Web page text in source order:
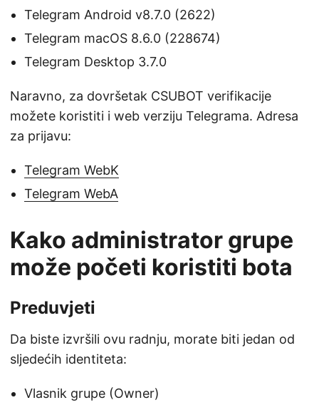
Telegram Android v8.7.0 (2622)
Telegram macOS 8.6.0 (228674)
Telegram Desktop 3.7.0
Naravno, za dovršetak CSUBOT verifikacije
možete koristiti i web verziju Telegrama. Adresa
za prijavu:
Telegram WebK
Telegram WebA
Kako administrator grupe
može početi koristiti bota
Preduvjeti
Da biste izvršili ovu radnju, morate biti jedan od
sljedećih identiteta:
Vlasnik grupe (Owner)